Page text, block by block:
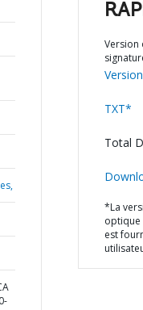
Version
TXT*
Total
*La
optique
est